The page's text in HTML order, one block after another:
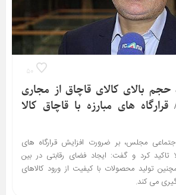
۵۰
حجم بالای کالای قاچاق از مجاری
های مبارزه با قاچاق کالا
مجلس، بر ضرورت افزایش قرارگاه های
تاکید کرد و گفت: ایجاد فضای رقابتی در بین
تولید محصولات با کیفیت از ورود کالاهای
می کند.